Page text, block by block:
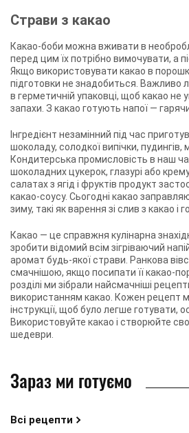
Страви з какао
Какао-боби можна вживати в
перед цим їх потрібно вимочувати, а
Якщо використовувати какао в
підготовки не знадобиться. Важливо
в герметичній упаковці, щоб какао не
запахи. З какао готують напої —
Інгредієнт незамінний під час
шоколаду, солодкої випічки, пудингів,
Кондитерська промисловість в наш
шоколадних цукерок, глазурі або
салатах з ягід і фруктів продукт
какао-соусу. Сьогодні какао
зиму, такі як варення зі слив з какао і
Какао — це справжня кулінарна
зробити відомий всім зігріваючий
аромат будь-якої страви. Ранкова
смачнішою, якщо посипати її какао-
розділі ми зібрали найсмачніші
використанням какао. Кожен рецепт
інструкції, щоб було легше готувати,
Використовуйте какао і створюйте
шедеври.
Зараз ми готуємо
Всі рецепти